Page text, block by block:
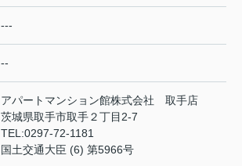
---
--
アパートマンション館株式会社 取手店
茨城県取手市取手２丁目2-7
TEL:0297-72-1181
国土交通大臣 (6) 第5966号